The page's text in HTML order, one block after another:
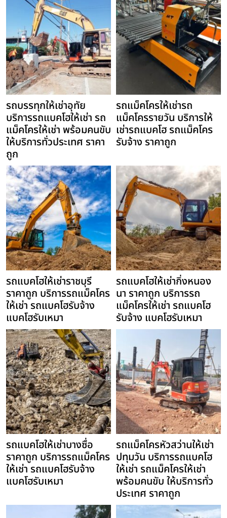
รถบรรทุกให้เช่าอุทัย
บริการรถแบคโฮให้เช่า รถ
แม็คโครให้เช่า พร้อมคนขับ
ให้บริการทั่วประเทศ ราคา
ถูก
รถแม็คโครให้เช่ารถ
แม็คโครรายวัน บริการให้
เช่ารถแบคโฮ รถแม็คโคร
รับจ้าง ราคาถูก
รถแบคโฮให้เช่าราชบุรี
ราคาถูก บริการรถแม็คโคร
ให้เช่า รถแบคโฮรับจ้าง
แบคโฮรับเหมา
รถแบคโฮให้เช่ากิ่งหนอง
นา ราคาถูก บริการรถ
แม็คโครให้เช่า รถแบคโฮ
รับจ้าง แบคโฮรับเหมา
รถแบคโฮให้เช่าบางซื่อ
ราคาถูก บริการรถแม็คโคร
ให้เช่า รถแบคโฮรับจ้าง
แบคโฮรับเหมา
รถแม็คโครหัวสว่านให้เช่า
ปทุมวัน บริการรถแบคโฮ
ให้เช่า รถแม็คโครให้เช่า
พร้อมคนขับ ให้บริการทั่ว
ประเทศ ราคาถูก